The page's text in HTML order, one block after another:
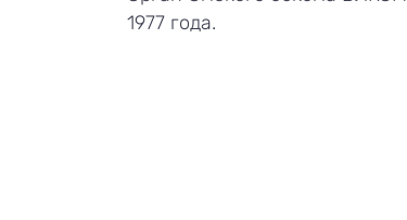
1977 года.